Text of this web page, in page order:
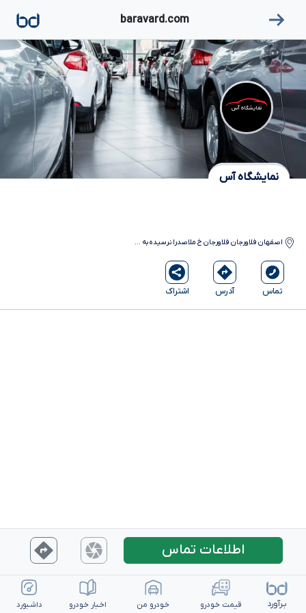
baravard.com
نمایشگاه آس
نمایشگاه آس
اصفهان فلاورجان فلاورجان خ ملاصدرا نرسیده به ...
تماس آدرس اشتراک
اطلاعات تماس
بـرآورد قیمت خـودرو خـودرو من اخـبار خـودرو داشـبورد